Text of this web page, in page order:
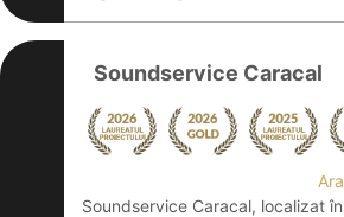
Soundservice Caracal
Soundservice Caracal, localizat